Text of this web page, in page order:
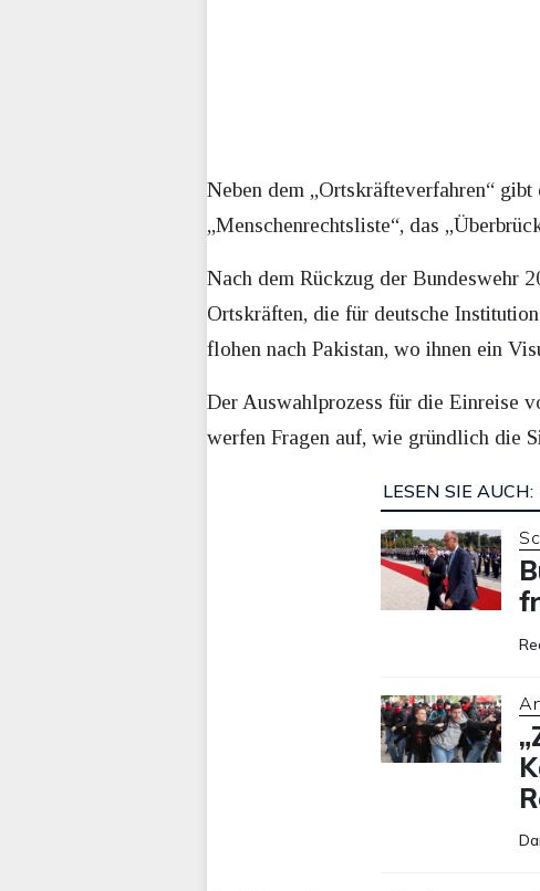
Neben dem „Ortskräfteverfahren“
„Menschenrechtsliste“, das
Nach dem Rückzug der Bundeswehr
Ortskräften, die für deutsche
flohen nach Pakistan, wo ihnen ein
Der Auswahlprozess für die Einreise
werfen Fragen auf, wie gründlich die
LESEN SIE AUCH: